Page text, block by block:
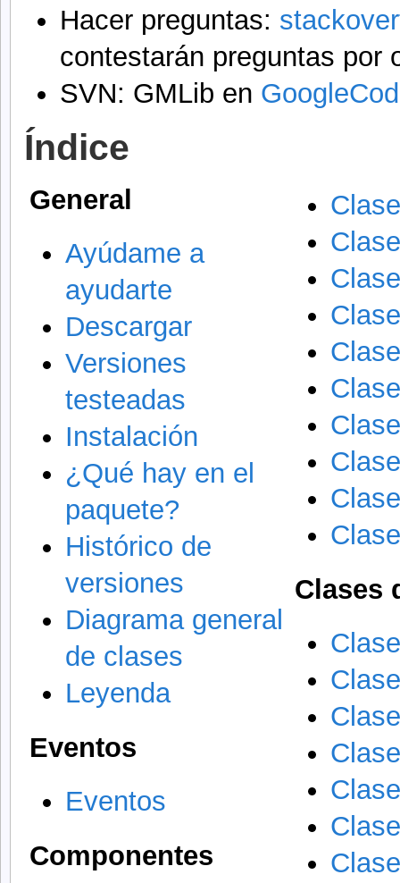
Hacer preguntas:
contestarán preguntas por
SVN: GMLib en
Índice
General
Ayúdame a
ayudarte
Descargar
Versiones
testeadas
Instalación
¿Qué hay en el
paquete?
Histórico de
versiones
Diagrama general
de clases
Leyenda
Eventos
Eventos
Componentes
Clases